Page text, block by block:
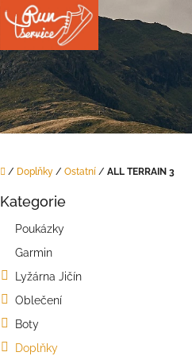
Domů
/ Doplňky / Ostatní / ALL TERRAIN 3
Přeskočit
Kategorie
Poukázky
Garmin
Lyžárna Jičín
Oblečení
Boty
Doplňky